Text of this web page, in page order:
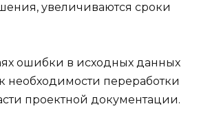
увеличиваются сроки
ошибки в исходных данных
необходимости переработки
проектной документации.